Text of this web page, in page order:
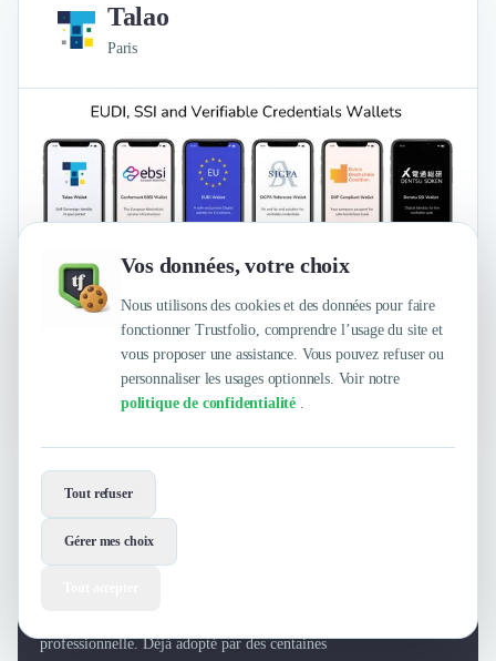
Vos données, votre choix
Nous utilisons des cookies et des données pour faire
fonctionner Trustfolio, comprendre l’usage du site et
vous proposer une assistance. Vous pouvez refuser ou
personnaliser les usages optionnels. Voir notre
politique de confidentialité .
Tout refuser
Gérer mes choix
Talao
Paris
Développement Logiciel Intelligence Artificielle (IA) +1
Déployez des portefeuilles numériques conformes aux normes SSI
et EUDI avec Talao’s Wallet as a Service. Simplifiez la gestion
des identités et des données.
Rejoignez Trustfolio, la plateforme d'avis
et de recommandations B2B.
85 % des décisions B2B sont influencées par la
recommandation entre pairs. Avec Trustfolio,
transformez la voix de vos clients en moteur de
professionnelle. Déjà adopté par des centaines